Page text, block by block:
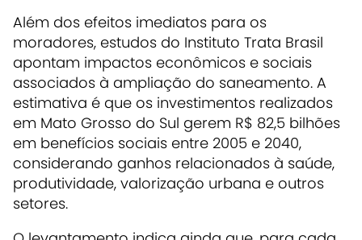
Além dos efeitos imediatos para os
moradores, estudos do Instituto Trata Brasil
apontam impactos econômicos e sociais
associados à ampliação do saneamento. A
estimativa é que os investimentos realizados
em Mato Grosso do Sul gerem R$ 82,5 bilhões
em benefícios sociais entre 2005 e 2040,
considerando ganhos relacionados à saúde,
produtividade, valorização urbana e outros
setores.